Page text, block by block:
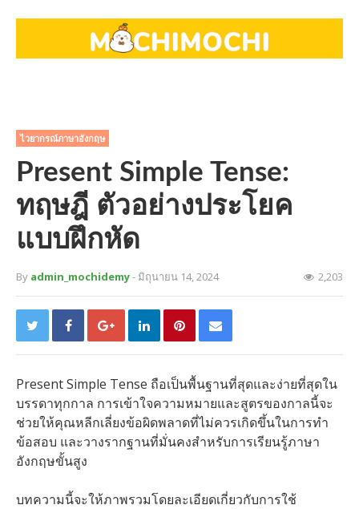
ไวยากรณ์ภาษาอังกฤษ
Present Simple Tense:
ทฤษฎี ตัวอย่างประโยค
แบบฝึกหัด
By admin_mochidemy- มิถุนายน 14, 2024 2,203
Present Simple Tense ถือเป็นพื้นฐานที่สุดและง่ายที่สุดใน
บรรดาทุกกาล การเข้าใจความหมายและสูตรของกาลนี้จะ
ช่วยให้คุณหลีกเลี่ยงข้อผิดพลาดที่ไม่ควรเกิดขึ้นในการทำ
ข้อสอบ และวางรากฐานที่มั่นคงสำหรับการเรียนรู้ภาษา
อังกฤษขั้นสูง
บทความนี้จะให้ภาพรวมโดยละเอียดเกี่ยวกับการใช้